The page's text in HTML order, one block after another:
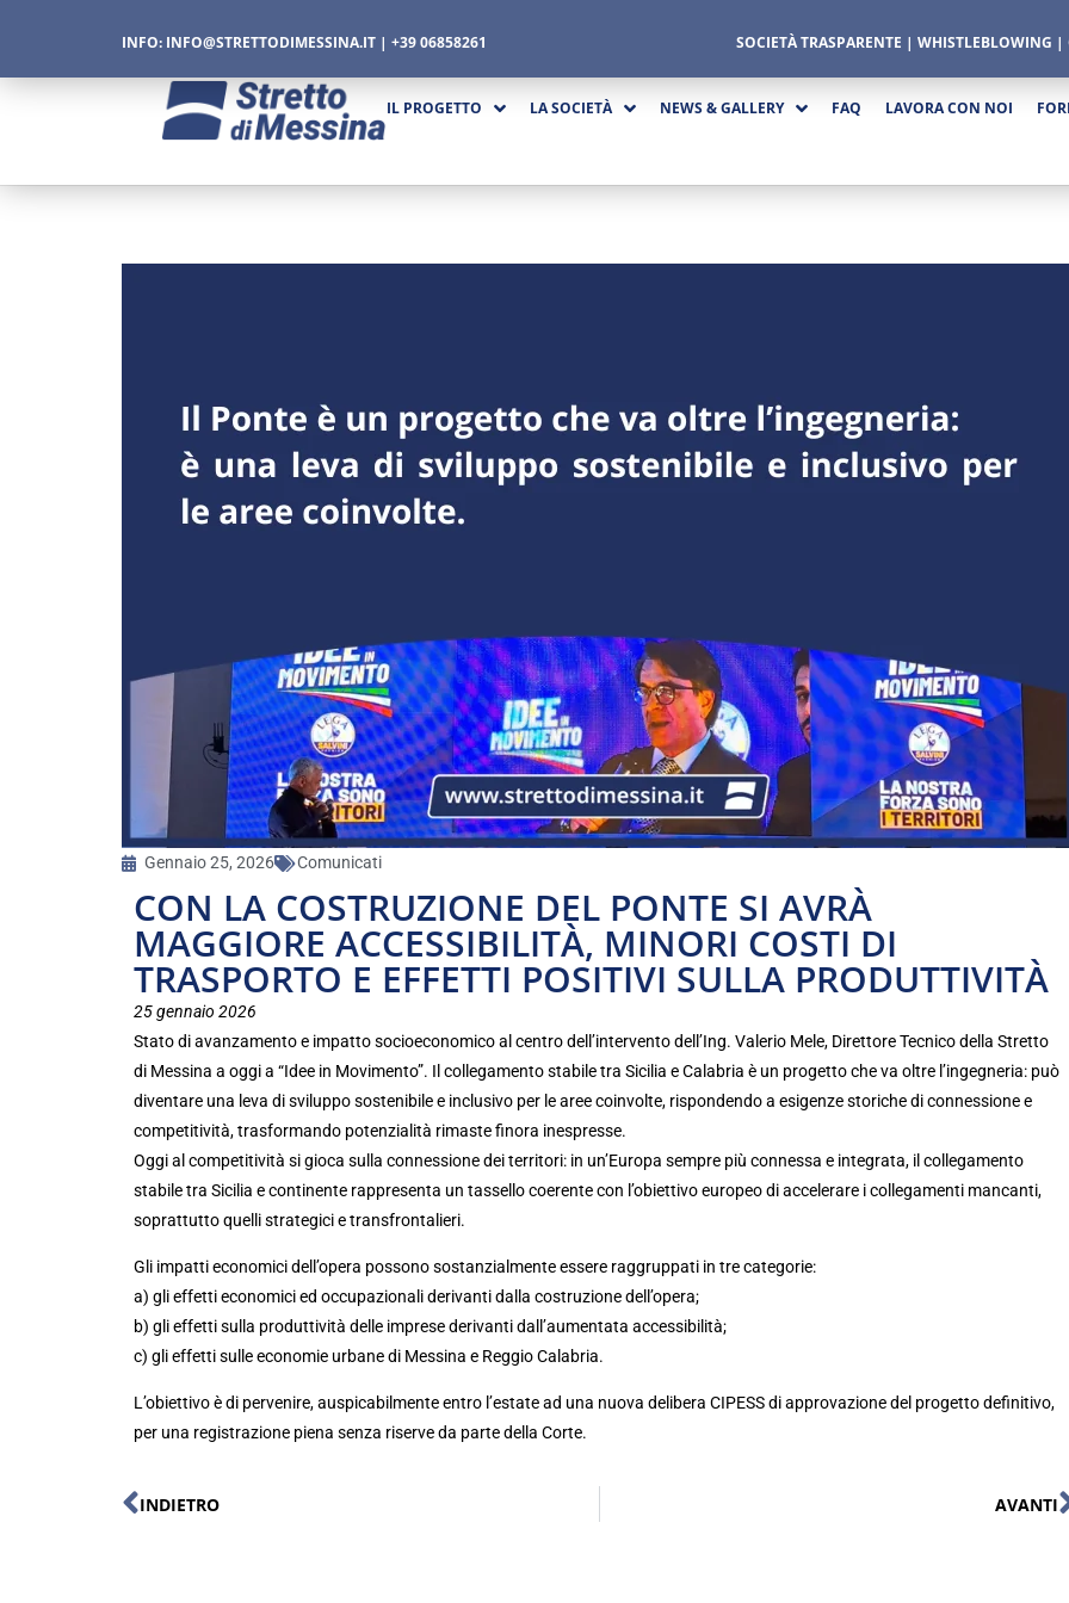
INFO: INFO@STRETTODIMESSINA.IT | +39 06858261 SOCIETÀ TRASPARENTE | WHISTLEBLOWING |
IL PROGETTO LA SOCIETÀ NEWS & GALLERY FAQ LAVORA CON NOI
Gennaio 25, 2026 Comunicati
CON LA COSTRUZIONE DEL PONTE SI AVRÀ
MAGGIORE ACCESSIBILITÀ, MINORI COSTI DI
TRASPORTO E EFFETTI POSITIVI SULLA PRODUTTIVITÀ
25 gennaio 2026
Stato di avanzamento e impatto socioeconomico al centro dell’intervento dell’Ing. Valerio Mele, Direttore Tecnico della Stretto
di Messina a oggi a “Idee in Movimento”. Il collegamento stabile tra Sicilia e Calabria è un progetto che va oltre l’ingegneria: può
diventare una leva di sviluppo sostenibile e inclusivo per le aree coinvolte, rispondendo a esigenze storiche di connessione e
competitività, trasformando potenzialità rimaste finora inespresse.
Oggi al competitività si gioca sulla connessione dei territori: in un’Europa sempre più connessa e integrata, il collegamento
stabile tra Sicilia e continente rappresenta un tassello coerente con l’obiettivo europeo di accelerare i collegamenti mancanti,
soprattutto quelli strategici e transfrontalieri.
Gli impatti economici dell’opera possono sostanzialmente essere raggruppati in tre categorie:
a) gli effetti economici ed occupazionali derivanti dalla costruzione dell’opera;
b) gli effetti sulla produttività delle imprese derivanti dall’aumentata accessibilità;
c) gli effetti sulle economie urbane di Messina e Reggio Calabria.
L’obiettivo è di pervenire, auspicabilmente entro l’estate ad una nuova delibera CIPESS di approvazione del progetto definitivo,
per una registrazione piena senza riserve da parte della Corte.
INDIETRO AVANTI